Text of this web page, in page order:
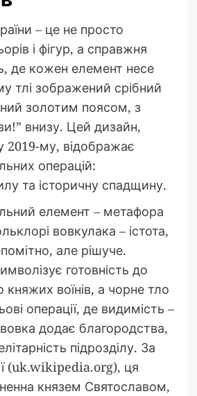
– це не просто
і фігур, а справжня
де кожен елемент несе
тлі зображений срібний
золотим поясом, з
внизу. Цей дизайн,
2019-му, відображає
операцій:
та історичну спадщину.
елемент – метафора
вовкулака – істота,
але рішуче.
готовність до
воїнів, а чорне тло
операції, де видимість –
додає благородства,
підрозділу. За
(uk.wikipedia.org), ця
князем Святославом,